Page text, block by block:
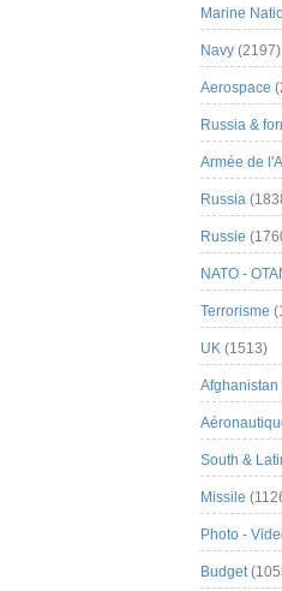
Marine
Navy (2197)
Aerospace
Russia &
Armée de
Russia
Russie
NATO -
Terrorisme
UK (1513)
Afghanistan
South &
Missile
Photo -
Budget